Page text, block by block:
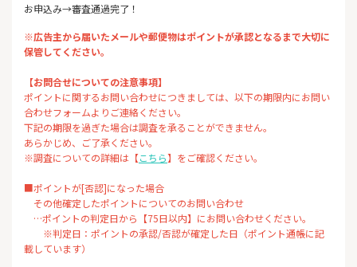
お申込み→審査通過完了！
※広告主から届いたメールや郵便物はポイントが承認となるまで大切に
保管してください。
【お問合せについての注意事項】
ポイントに関するお問い合わせにつきましては、以下の期限内にお問い
合わせフォームよりご連絡ください。
下記の期限を過ぎた場合は調査を承ることができません。
あらかじめ、ご了承ください。
※調査についての詳細は【こちら】をご確認ください。
■ポイントが[否認]になった場合
その他確定したポイントについてのお問い合わせ
…ポイントの判定日から【75日以内】にお問い合わせください。
※判定日：ポイントの承認/否認が確定した日（ポイント通帳に記
載しています）